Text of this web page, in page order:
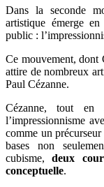
Dans la seconde
artistique émerge
public :
Ce mouvement, dont
attire de nombreux
Paul Cézanne.
Cézanne, tout en
l’impressionnisme
comme un
bases non
cubisme,deux
conceptuelle.